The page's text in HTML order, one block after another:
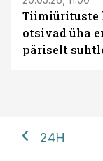
Tiimiürituste
otsivad üha
päriselt
24H